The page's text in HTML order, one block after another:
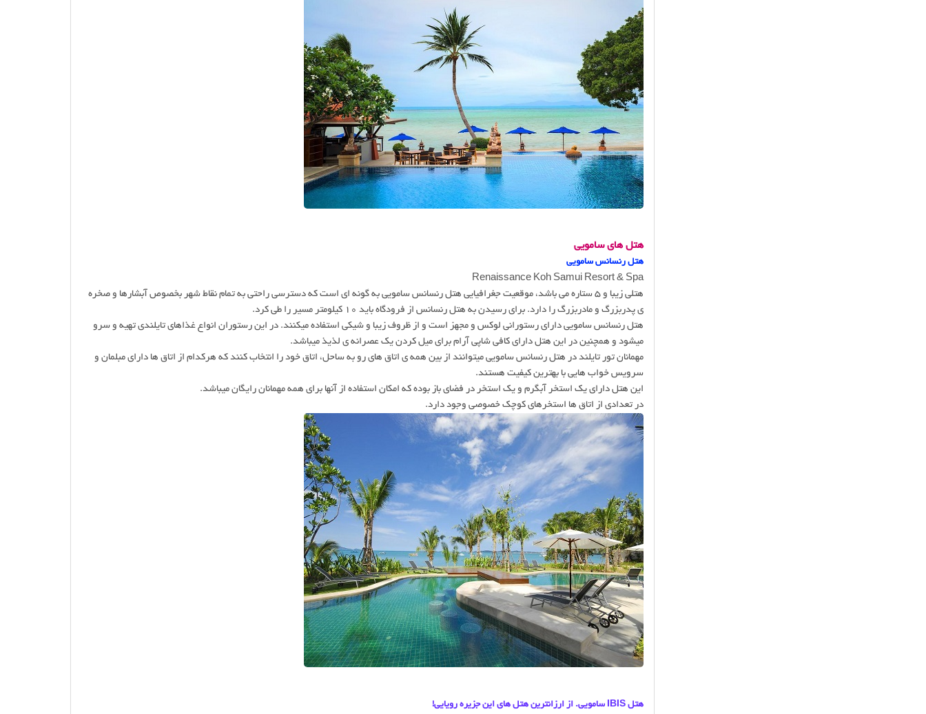
هتل های سامویی
هتل رنسانس سامویی
Renaissance Koh Samui Resort & Spa
هتلی زیبا و 5 ستاره می باشد، موقعیت جغرافیایی هتل رنسانس سامویی به گونه ای است که دسترسی راحتی به تمام نقاط شهر بخصوص آبشارها و صخره
ی پدربزرگ و مادربزرگ را دارد. برای رسیدن به هتل رنسانس از فرودگاه باید 10 کیلومتر مسیر را طی کرد.
هتل رنسانس سامویی دارای رستورانی لوکس و مجهز است و از ظروف زیبا و شیکی استفاده میکنند. در این رستوران انواع غذاهای تایلندی تهیه و سرو
میشود و همچنین در این هتل دارای کافی شاپی آرام برای میل کردن یک عصرانه ی لذیذ میباشد.
مهمانان تور تایلند در هتل رنسانس سامویی میتوانند از بین همه ی اتاق های رو به ساحل، اتاق خود را انتخاب کنند که هرکدام از اتاق ها دارای مبلمان و
سرویس خواب هایی با بهترین کیفیت هستند.
این هتل دارای یک استخر آبگرم و یک استخر در فضای باز بوده که امکان استفاده از آنها برای همه مهمانان رایگان میباشد.
در تعدادی از اتاق ها استخرهای کوچک خصوصی وجود دارد.
هتل IBIS سامویی. از ارزانترین هتل های این جزیره رویایی!